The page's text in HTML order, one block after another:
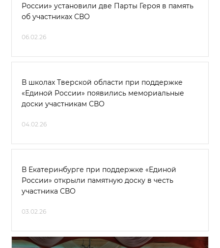
России» установили две Парты Героя в память
об участниках СВО
06.02.26
В школах Тверской области при поддержке
«Единой России» появились мемориальные
доски участникам СВО
04.02.26
В Екатеринбурге при поддержке «Единой
России» открыли памятную доску в честь
участника СВО
03.02.26